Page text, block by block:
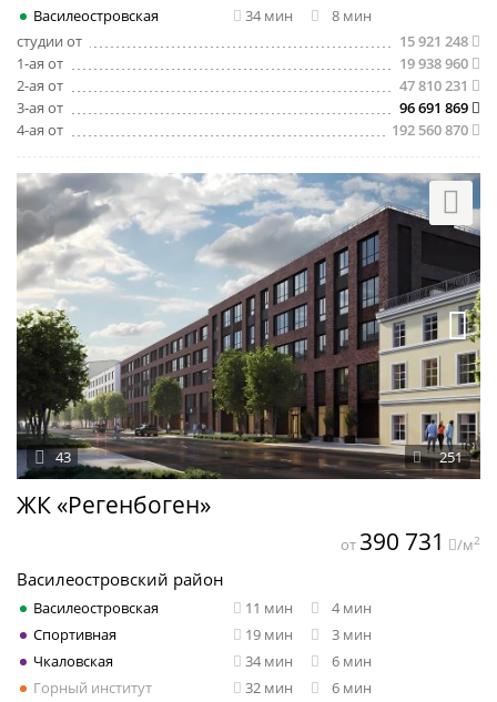
Василеостровская
34 мин
8 мин
студии от
15 921 248
1-ая от
19 938 960
2-ая от
47 810 231
3-ая от
96 691 869
4-ая от
192 560 870
ЖК «Регенбоген»
251
43
Василеостровский район
Василеостровская 11 мин
4 мин
Спортивная
19 мин
3 мин
Чкаловская
34 мин
6 мин
Горный институт
32 мин
6 мин
от 390 731 /м2